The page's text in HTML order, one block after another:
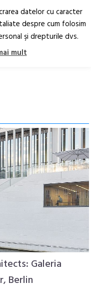
RO EN
Galeria
Berlin
datelor cu caracter
despre cum folosim
şi drepturile dvs.
mult